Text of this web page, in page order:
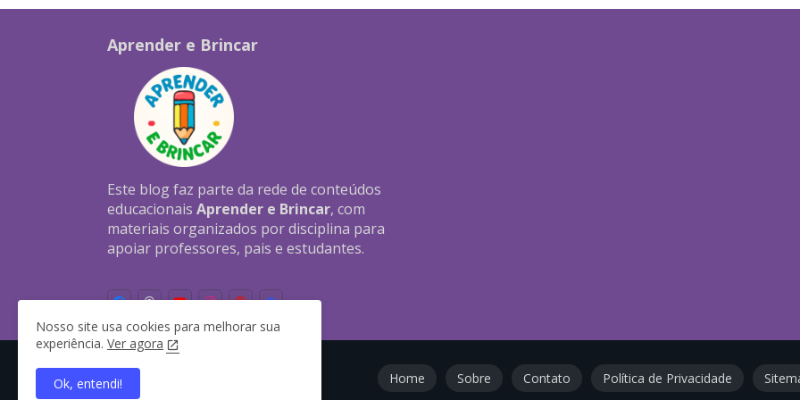
Aprender e Brincar
Este blog faz parte da rede de conteúdos
educacionais Aprender e Brincar, com
materiais organizados por disciplina para
apoiar professores, pais e estudantes.
Home Sobre Contato Política de Privacidade
Nosso site usa cookies para melhorar sua
experiência. Ver agora
Ok, entendi!